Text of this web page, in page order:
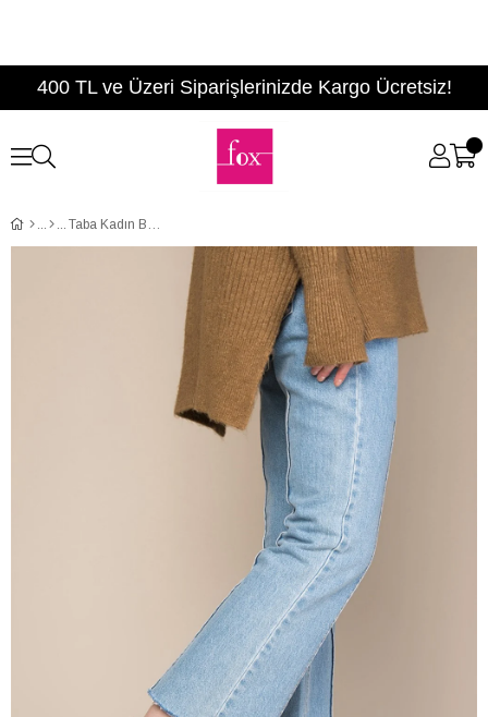
400 TL ve Üzeri Siparişlerinizde Kargo Ücretsiz!
Taba Kadın Bot C442940009